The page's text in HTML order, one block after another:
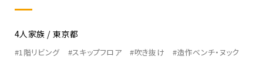
4人家族 東京都
#1階リビング #スキップフロア #吹き抜け #造作ベンチ・ヌック